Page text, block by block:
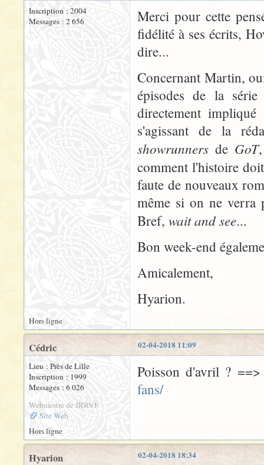
Inscription : 2004
Messages : 2 656
Merci pour cette
fidélité à ses écrits,
dire...
Concernant Martin,
épisodes de la
directement
s'agissant de la
showrunnersde GoT
comment l'histoire
faute de nouveaux
même si on ne verra
Bref, wait and see...
Bon week-end
Amicalement,
Hyarion.
Hors ligne
02-04-2018 11:09
Cédric
Lieu : Près de Lille
Inscription : 1999
Messages : 6 026
Webmestre de JRRVF
Site Web
Poisson d'avril ?
fans/
Hors ligne
02-04-2018 18:34
Hyarion